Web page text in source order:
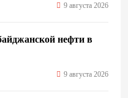
9 августа 2026
нефти в
9 августа 2026